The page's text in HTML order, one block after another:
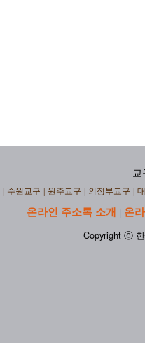
교
수원교구 원주교구 의정부교구
온라인 주소록 소개 | 온
Copyright ⓒ